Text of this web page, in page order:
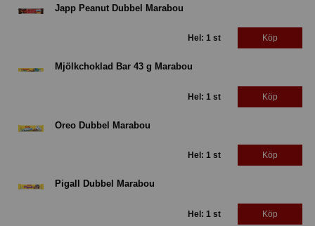
Japp Peanut Dubbel Marabou
Hel: 1 st Köp
Mjölkchoklad Bar 43 g Marabou
Hel: 1 st Köp
Oreo Dubbel Marabou
Hel: 1 st Köp
Pigall Dubbel Marabou
Hel: 1 st Köp